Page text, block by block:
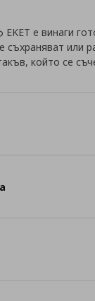
EKET е винаги
съхраняват или
който се